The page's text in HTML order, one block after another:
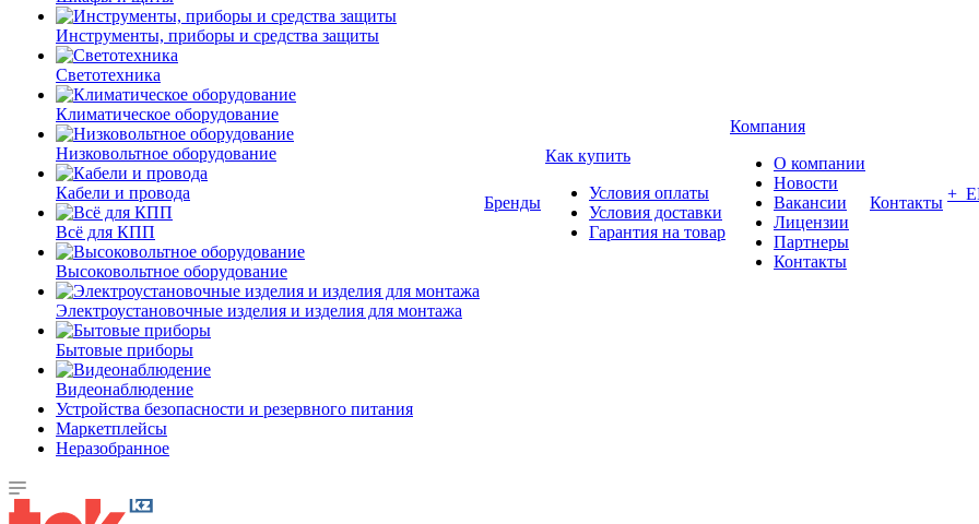
Инструменты, приборы и средства защиты
Светотехника
Климатическое оборудование
Низковольтное оборудование
Кабели и провода
Всё для КПП
Высоковольтное оборудование
Электроустановочные изделия и изделия для монтажа
Бытовые приборы
Видеонаблюдение
Устройства безопасности и резервного питания
Маркетплейсы
Неразобранное
Бренды
Как купить
Условия оплаты
Условия доставки
Гарантия на товар
Компания
О компании
Новости
Вакансии
Лицензии
Партнеры
Контакты
Контакты +